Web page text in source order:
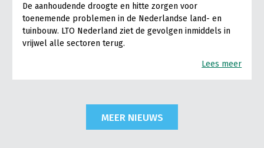
De aanhoudende droogte en hitte zorgen voor
toenemende problemen in de Nederlandse land- en
tuinbouw. LTO Nederland ziet de gevolgen inmiddels in
vrijwel alle sectoren terug.
Lees meer
MEER NIEUWS